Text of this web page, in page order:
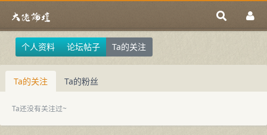
个人资料 论坛帖子 Ta的关注
Ta的关注 Ta的粉丝
Ta还没有关注过~